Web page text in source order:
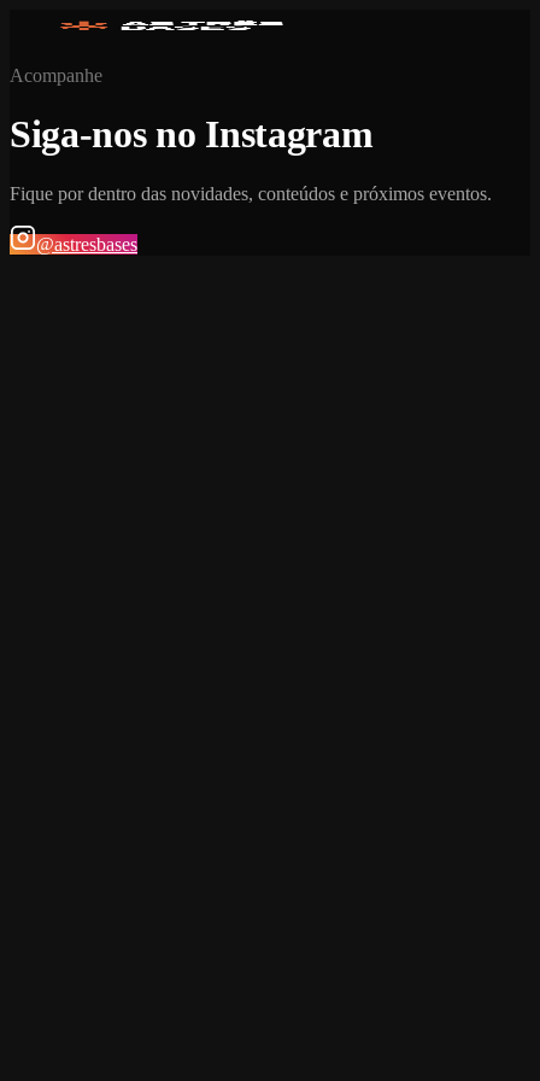
Acompanhe
Siga-nos no Instagram
Fique por dentro das novidades, conteúdos e próximos eventos.
@astresbases